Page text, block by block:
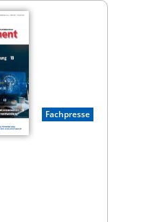
Fachpresse